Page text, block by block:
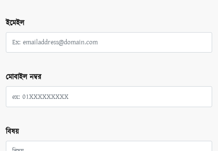
ইমেইল
মোবাইল নম্বর
বিষয়